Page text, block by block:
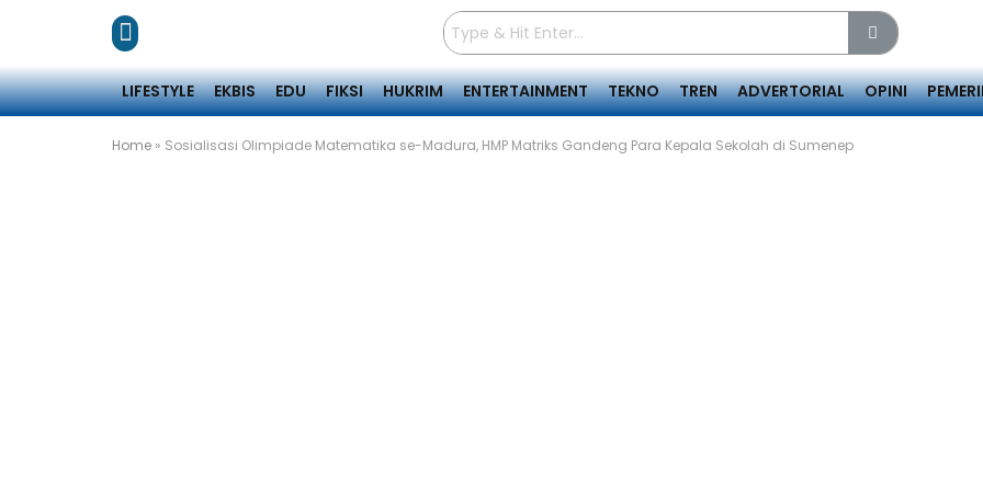
LIFESTYLE EKBIS EDU FIKSI HUKRIM ENTERTAINMENT TEKNO TREN ADVERTORIAL OPINI
Home » Sosialisasi Olimpiade Matematika se-Madura, HMP Matriks Gandeng Para Kepala Sekolah di Sumenep